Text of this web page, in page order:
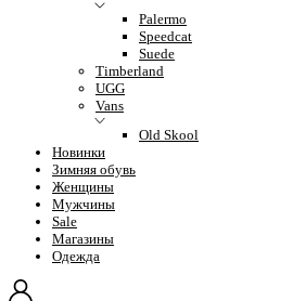
Palermo
Speedcat
Suede
Timberland
UGG
Vans
Old Skool
Новинки
Зимняя обувь
Женщины
Мужчины
Sale
Магазины
Одежда